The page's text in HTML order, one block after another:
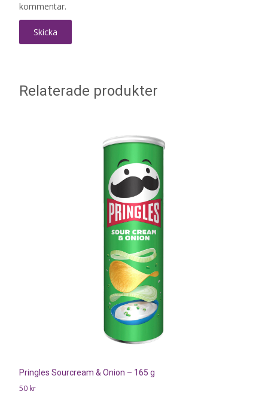
kommentar.
Relaterade produkter
Pringles Sourcream & Onion – 165 g
50 kr